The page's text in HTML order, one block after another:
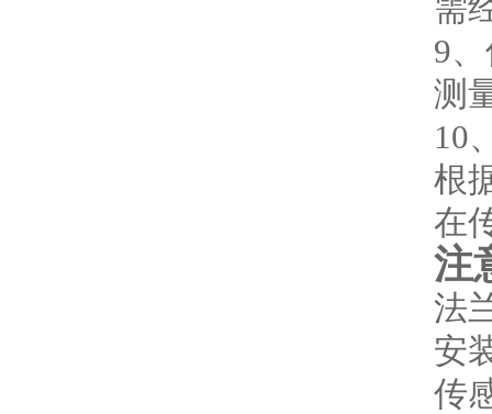
需
9
测
10
根
在
注
法
安
传